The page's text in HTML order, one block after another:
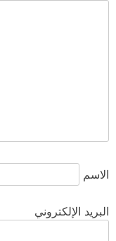
الاسم
البريد الإلكتروني